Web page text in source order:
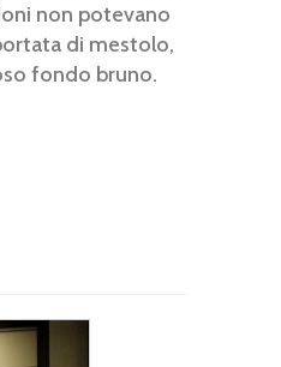
non potevano
di mestolo,
fondo bruno.